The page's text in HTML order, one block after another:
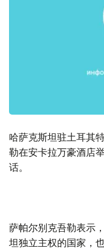
哈萨克斯坦驻土耳其
勒在安卡拉万豪酒店
话。
萨帕尔别克吾勒表示
坦独立主权的国家，